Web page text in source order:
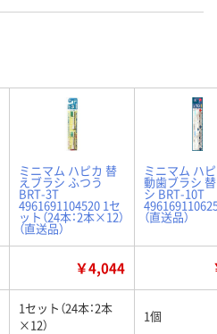
ミニマム ハピカ 替
えブラシ ふつう
BRT-3T
4961691104520 1セ
ット（24本：2本×12）
（直送品）
ミニマム ハ
動歯ブラシ
シ BRT-10T
（直送品）
￥4,044
1セット（24本：2本
×12）
1個